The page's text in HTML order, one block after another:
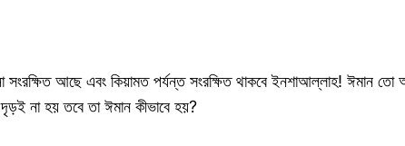
আছে এবং কিয়ামত পর্যন্ত সংরক্ষিত থাকবে ইনশাআল্লাহ! ঈমান তো
না হয় তবে তা ঈমান কীভাবে হয়?